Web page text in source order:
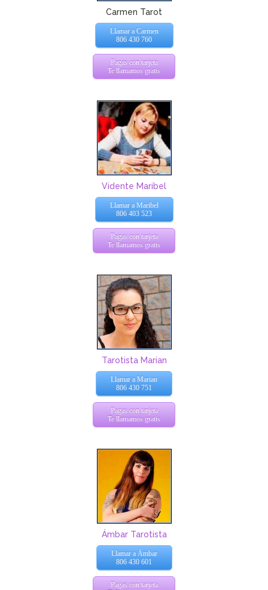
Carmen Tarot
Llamar a Carmen
806 430 760
Pagas con tarjeta
Te llamamos gratis
Vidente Maribel
Llamar a Maribel
806 403 523
Pagas con tarjeta
Te llamamos gratis
Tarotista Marian
Llamar a Marian
806 430 751
Pagas con tarjeta
Te llamamos gratis
Ámbar Tarotista
Llamar a Ámbar
806 430 601
Pagas con tarjeta